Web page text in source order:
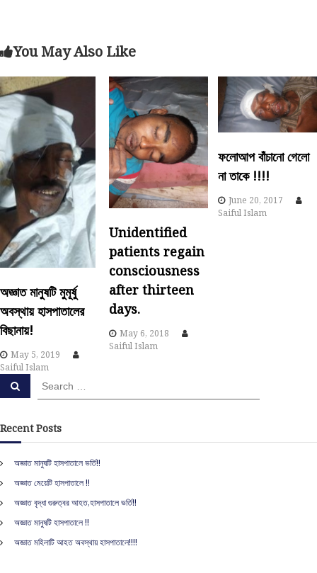
t
n
a
v
i
g
a
t
i
o
n
You May Also Like
অজ্ঞাত মানুষটি মুমূর্ষু
অবস্থায় হাসপাতালের
বিছানায়!
May 5, 2019
Saiful Islam
Unidentified
patients regain
consciousness
after thirteen
days.
May 6, 2018
Saiful Islam
ফলোআপ বাঁচানো গেলো
না তাকে !!!!
June 20, 2017
Saiful Islam
r
c
f
o
r
S
h
Recent Posts
অজ্ঞাত মানুষটি হাসপাতালে ভর্তি!!
অজ্ঞাত মেয়েটি হাসপাতালে !!
অজ্ঞাত বৃদ্ধা গুরুত্বর আহত,হাসপাতালে ভর্তি!!
অজ্ঞাত মানুষটি হাসপাতালে !!
অজ্ঞাত মহিলাটি আহত অবস্থায় হাসপাতালে!!!!